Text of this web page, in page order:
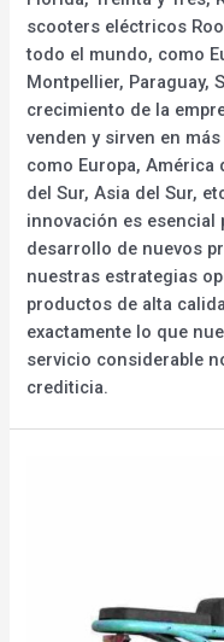
scooters eléctricos
todo el mundo, como
Montpellier, Paraguay,
crecimiento de la
venden y sirven en
como Europa, América
del Sur, Asia del Sur,
innovación es
desarrollo de nuevos
nuestras estrategias
productos de alta
exactamente lo que
servicio considerable
crediticia.